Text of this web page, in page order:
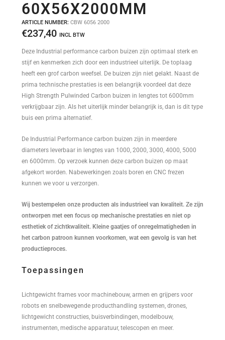
60X56X2000MM
ARTICLE NUMBER: CBW 6056 2000
€237,40 INCL BTW
Deze Industrial performance carbon buizen zijn optimaal sterk en
stijf en kenmerken zich door een industrieel uiterlijk. De toplaag
heeft een grof carbon weefsel. De buizen zijn niet gelakt. Naast de
prima technische prestaties is een belangrijk voordeel dat deze
High Strength Pulwinded Carbon buizen in lengtes tot 6000mm
verkrijgbaar zijn. Als het uiterlijk minder belangrijk is, dan is dit type
buis een prima alternatief.
De Industrial Performance carbon buizen zijn in meerdere
diameters leverbaar in lengtes van 1000, 2000, 3000, 4000, 5000
en 6000mm. Op verzoek kunnen deze carbon buizen op maat
afgekort worden. Nabewerkingen zoals boren en CNC frezen
kunnen we voor u verzorgen.
Wij bestempelen onze producten als industrieel van kwaliteit. Ze zijn
ontworpen met een focus op mechanische prestaties en niet op
esthetiek of zichtkwaliteit. Kleine gaatjes of onregelmatigheden in
het carbon patroon kunnen voorkomen, wat een gevolg is van het
productieproces.
Toepassingen
Lichtgewicht frames voor machinebouw, armen en grijpers voor
robots en snelbewegende producthandling systemen, drones,
lichtgewicht constructies, buisverbindingen, modelbouw,
instrumenten, medische apparatuur, telescopen en meer.